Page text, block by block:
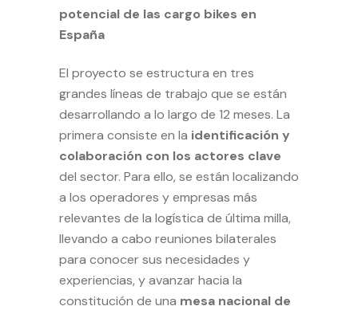
potencial de las cargo bikes en
España
El proyecto se estructura en tres
grandes líneas de trabajo que se están
desarrollando a lo largo de 12 meses. La
primera consiste en la identificación y
colaboración con los actores clave
del sector. Para ello, se están localizando
a los operadores y empresas más
relevantes de la logística de última milla,
llevando a cabo reuniones bilaterales
para conocer sus necesidades y
experiencias, y avanzar hacia la
constitución de una mesa nacional de